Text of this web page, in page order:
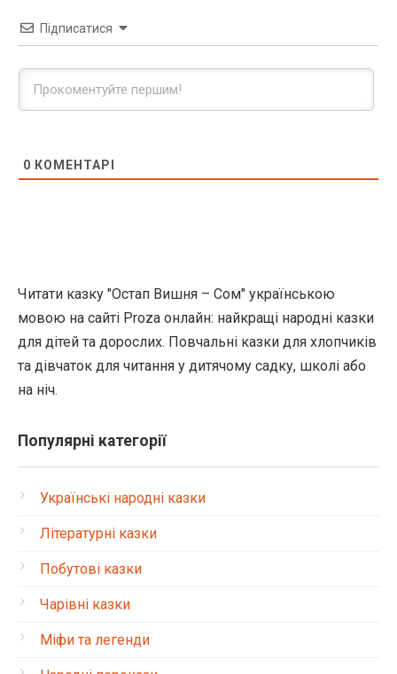
Підписатися
0 КОМЕНТАРІ
Читати казку "Остап Вишня – Сом" українською
мовою на сайті Proza онлайн: найкращі народні казки
для дітей та дорослих. Повчальні казки для хлопчиків
та дівчаток для читання у дитячому садку, школі або
на ніч.
Популярні категорії
Українські народні казки
Літературні казки
Побутові казки
Чарівні казки
Міфи та легенди